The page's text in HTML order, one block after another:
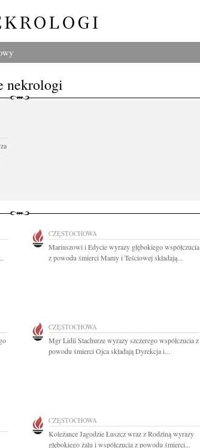
nekrologi
CZĘSTOCHOWA
Mariuszowi i Edycie wyrazy głębokiego współczucia
z powodu śmierci Mamy i Teściowej składają...
CZĘSTOCHOWA
Mgr Lidii Stachurze wyrazy szczerego współczucia z
powodu śmierci Ojca składają Dyrekcja i...
CZĘSTOCHOWA
Koleżance Jagodzie Łuszcz wraz z Rodziną wyrazy
głębokiego żalu i współczucia z powodu śmierci...